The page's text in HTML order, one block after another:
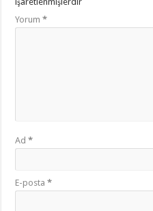
Yorum*
Ad*
E-posta*